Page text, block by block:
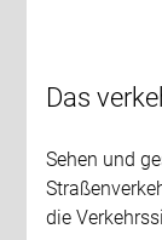
Das
Sehen und
die